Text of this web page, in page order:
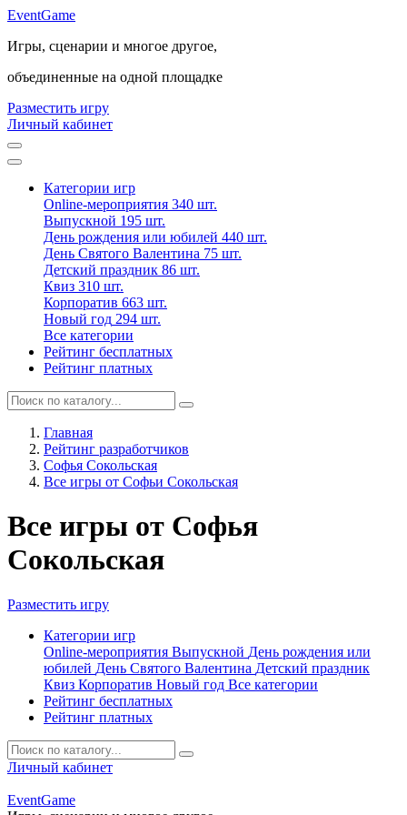
EventGame
Игры, сценарии и многое другое,
объединенные на одной площадке
Разместить игру
Личный кабинет
Категории игр
Online-мероприятия 340 шт.
Выпускной 195 шт.
День рождения или юбилей 440 шт.
День Святого Валентина 75 шт.
Детский праздник 86 шт.
Квиз 310 шт.
Корпоратив 663 шт.
Новый год 294 шт.
Все категории
Рейтинг бесплатных
Рейтинг платных
Главная
Рейтинг разработчиков
Софья Сокольская
Все игры от Софьи Сокольская
Все игры от Софья
Сокольская
Разместить игру
Категории игр
Online-мероприятия Выпускной День рождения или
юбилей День Святого Валентина Детский праздник
Квиз Корпоратив Новый год Все категории
Рейтинг бесплатных
Рейтинг платных
Личный кабинет
EventGame